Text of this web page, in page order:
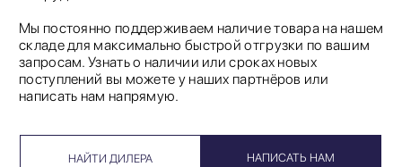
Мы постоянно поддерживаем наличие товара на нашем
складе для максимально быстрой отгрузки по вашим
запросам. Узнать о наличии или сроках новых
поступлений вы можете у наших партнёров или
написать нам напрямую.
НАЙТИ ДИЛЕРА НАПИСАТЬ НАМ